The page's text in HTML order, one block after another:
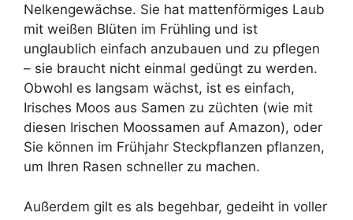
Nelkengewächse. Sie hat mattenförmiges Laub
mit weißen Blüten im Frühling und ist
unglaublich einfach anzubauen und zu pflegen
– sie braucht nicht einmal gedüngt zu werden.
Obwohl es langsam wächst, ist es einfach,
Irisches Moos aus Samen zu züchten (wie mit
diesen Irischen Moossamen auf Amazon), oder
Sie können im Frühjahr Steckpflanzen pflanzen,
um Ihren Rasen schneller zu machen.
Außerdem gilt es als begehbar, gedeiht in voller